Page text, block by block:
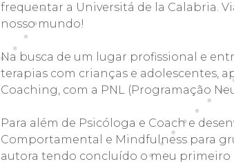
frequentar a Universitá de la Calabria.
nosso mundo!
Na busca de um lugar profissional e
terapias com crianças e adolescentes,
Coaching, com a PNL (Programação
Para além de Psicóloga e Coach e
Comportamental e Mindfulness para
autora tendo concluído o meu primeiro